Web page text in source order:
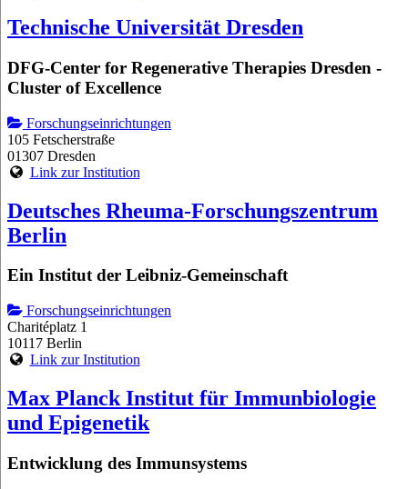
Technische Universität Dresden
DFG-Center for Regenerative Therapies Dresden -
Cluster of Excellence
Forschungseinrichtungen
105 Fetscherstraße
01307 Dresden
Link zur Institution
Deutsches Rheuma-Forschungszentrum
Berlin
Ein Institut der Leibniz-Gemeinschaft
Forschungseinrichtungen
Charitéplatz 1
10117 Berlin
Link zur Institution
Max Planck Institut für Immunbiologie
und Epigenetik
Entwicklung des Immunsystems